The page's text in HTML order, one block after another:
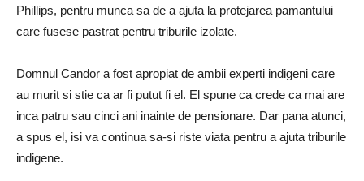
Phillips, pentru munca sa de a ajuta la protejarea pamantului
care fusese pastrat pentru triburile izolate.
Domnul Candor a fost apropiat de ambii experti indigeni care
au murit si stie ca ar fi putut fi el. El spune ca crede ca mai are
inca patru sau cinci ani inainte de pensionare. Dar pana atunci,
a spus el, isi va continua sa-si riste viata pentru a ajuta triburile
indigene.